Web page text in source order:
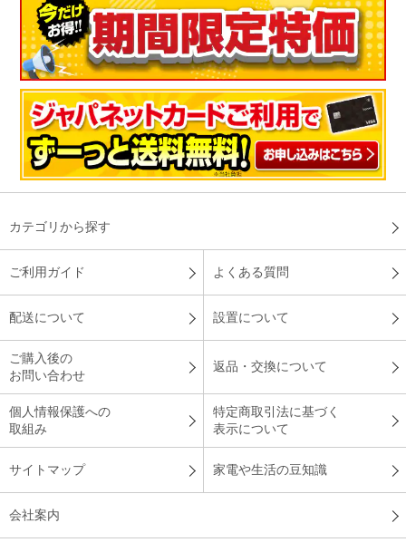
カテゴリから探す
ご利用ガイド よくある質問
配送について 設置について
ご購入後の
お問い合わせ
返品・交換について
個人情報保護への
取組み
特定商取引法に基づく
表示について
サイトマップ 家電や生活の豆知識
会社案内